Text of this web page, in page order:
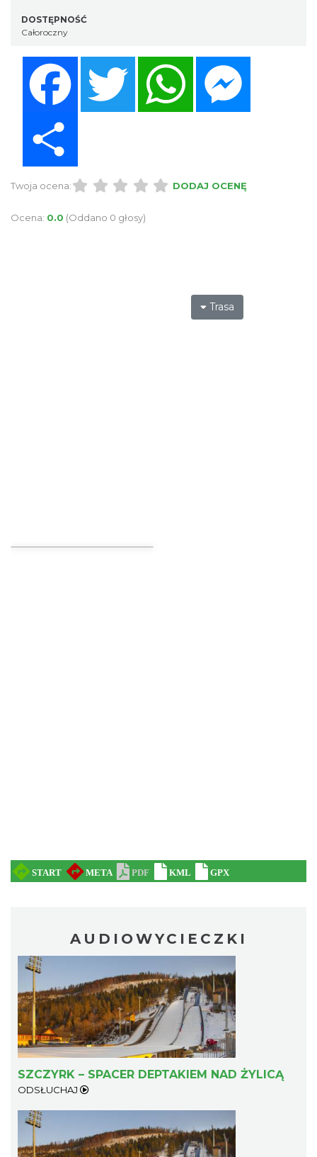
DOSTĘPNOŚĆ
Całoroczny
Twitter WhatsApp
Twoja ocena: DODAJ OCENĘ
Ocena: 0.0 (Oddano 0 głosy)
Trasa
AUDIOWYCIECZKI
SZCZYRK – SPACER DEPTAKIEM NAD ŻYLICĄ
ODSŁUCHAJ